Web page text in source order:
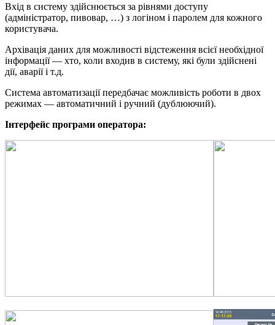
Вхід в систему здійснюється за рівнями доступу
(адміністратор, пивовар, …) з логіном і паролем для кожного
користувача.
Архівація даних для можливості відстеження всієї необхідної
інформації — хто, коли входив в систему, які були здійснені
дії, аварії і т.д.
Система автоматизації передбачає можливість роботи в двох
режимах — автоматичний і ручний (дублюючий).
Інтерфейс програми оператора: